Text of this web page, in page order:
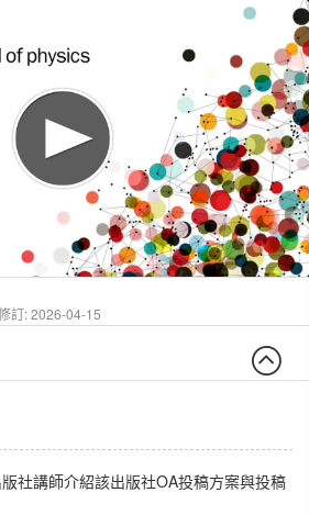
訂: 2026-04-15
社講師介紹該出版社OA投稿方案與投稿